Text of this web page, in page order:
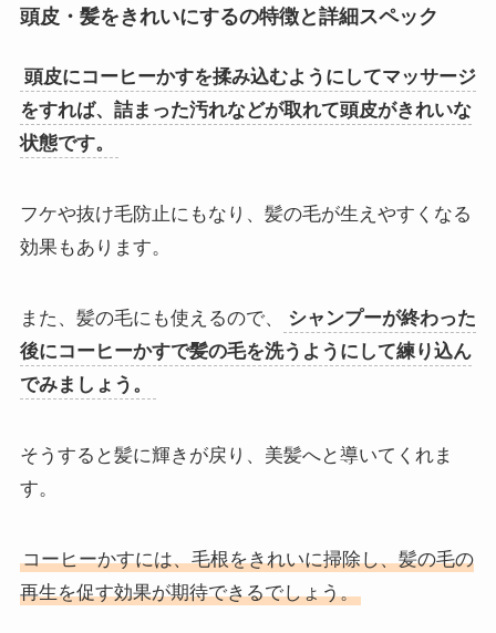
頭皮・髪をきれいにするの特徴と詳細スペック
頭皮にコーヒーかすを揉み込むようにしてマッサージ
をすれば、詰まった汚れなどが取れて頭皮がきれいな
状態です。
フケや抜け毛防止にもなり、髪の毛が生えやすくなる
効果もあります。
また、髪の毛にも使えるので、
シャンプーが終わった
後にコーヒーかすで髪の毛を洗うようにして練り込ん
でみましょう。
そうすると髪に輝きが戻り、美髪へと導いてくれま
す。
コーヒーかすには、毛根をきれいに掃除し、髪の毛の
再生を促す効果が期待できるでしょう。